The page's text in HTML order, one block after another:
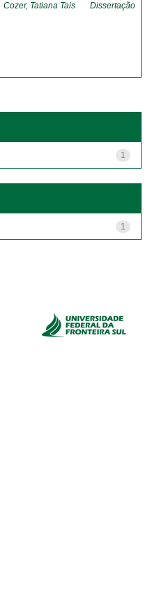
Cozer, Tatiana Tais Dissertação
1
1